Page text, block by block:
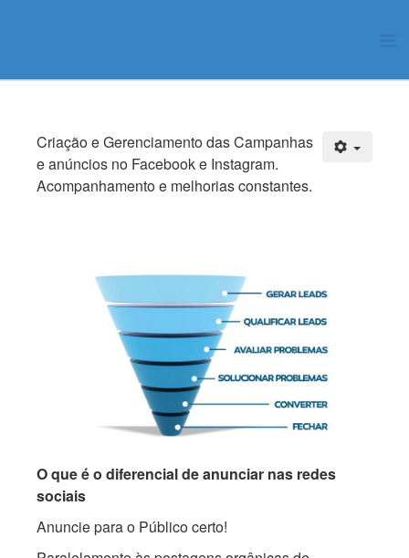
Criação e Gerenciamento das Campanhas
e anúncios no Facebook e Instagram.
Acompanhamento e melhorias constantes.
O que é o diferencial de anunciar nas redes
sociais
Anuncie para o Público certo!